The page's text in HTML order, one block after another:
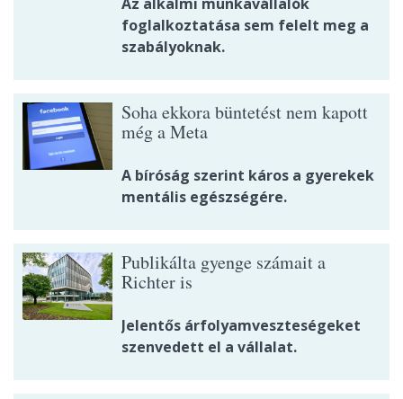
Az alkalmi munkavállalók
foglalkoztatása sem felelt meg a
szabályoknak.
Soha ekkora büntetést nem kapott
még a Meta
A bíróság szerint káros a gyerekek
mentális egészségére.
Publikálta gyenge számait a
Richter is
Jelentős árfolyamveszteségeket
szenvedett el a vállalat.